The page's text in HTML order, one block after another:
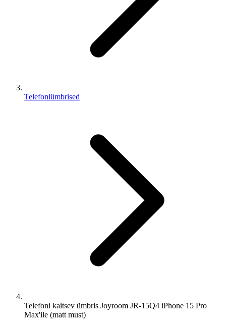
Telefoniümbrised
Telefoni kaitsev ümbris Joyroom JR-15Q4 iPhone 15 Pro
Max'ile (matt must)